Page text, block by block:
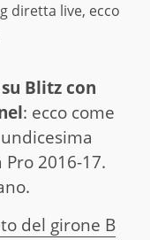
diretta live, ecco
Blitz con
: ecco come
2016-17.
del girone B